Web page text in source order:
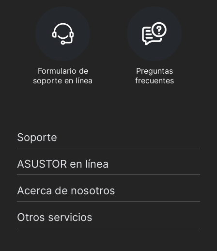
Formulario de
soporte en línea
Preguntas
frecuentes
Soporte
ASUSTOR en línea
Acerca de nosotros
Otros servicios